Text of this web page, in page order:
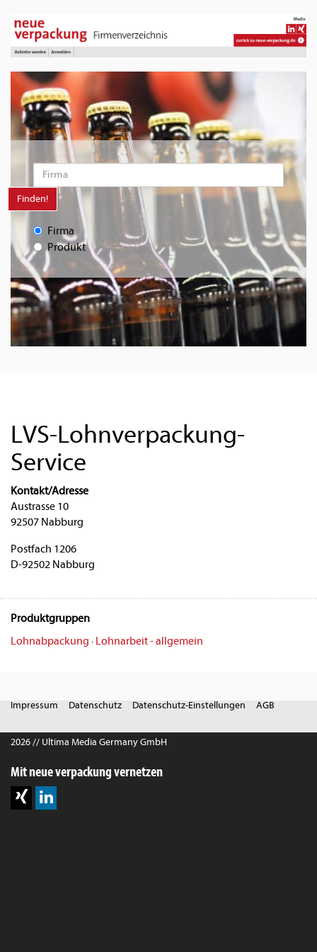
Finden!
Firma
Produkt
LVS-Lohnverpackung-
Service
Kontakt/Adresse
Austrasse 10
92507 Nabburg
Postfach 1206
D-92502 Nabburg
Produktgruppen
Lohnabpackung · Lohnarbeit - allgemein
Impressum Datenschutz Datenschutz-Einstellungen AGB
2026 // Ultima Media Germany GmbH
Mit neue verpackung vernetzen